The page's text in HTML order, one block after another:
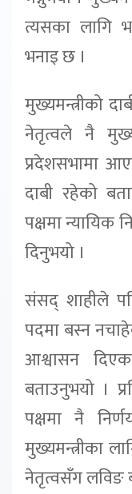
त्यसका लागि
भनाइ छ ।
मुख्यमन्त्रीको
नेतृत्वले नै
प्रदेशसभामा
दाबी रहेको
पक्षमा न्यायिक
दिनुभयो ।
संसद् शाहीले
पदमा बस्न
आश्वासन
बताउनुभयो ।
पक्षमा नै
मुख्यमन्त्रीका
नेतृत्वसँग लविङ